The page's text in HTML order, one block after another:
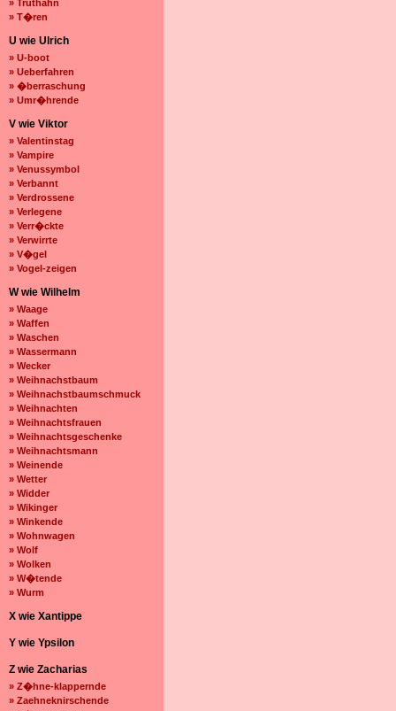
» Truthahn
» T�ren
U wie Ulrich
» U-boot
» Ueberfahren
» �berraschung
» Umr�hrende
V wie Viktor
» Valentinstag
» Vampire
» Venussymbol
» Verbannt
» Verdrossene
» Verlegene
» Verr�ckte
» Verwirrte
» V�gel
» Vogel-zeigen
W wie Wilhelm
» Waage
» Waffen
» Waschen
» Wassermann
» Wecker
» Weihnachstbaum
» Weihnachstbaumschmuck
» Weihnachten
» Weihnachtsfrauen
» Weihnachtsgeschenke
» Weihnachtsmann
» Weinende
» Wetter
» Widder
» Wikinger
» Winkende
» Wohnwagen
» Wolf
» Wolken
» W�tende
» Wurm
X wie Xantippe
Y wie Ypsilon
Z wie Zacharias
» Z�hne-klappernde
» Zaehneknirschende